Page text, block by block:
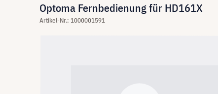
Optoma Fernbedienung für HD161X
Artikel-Nr.: 1000001591